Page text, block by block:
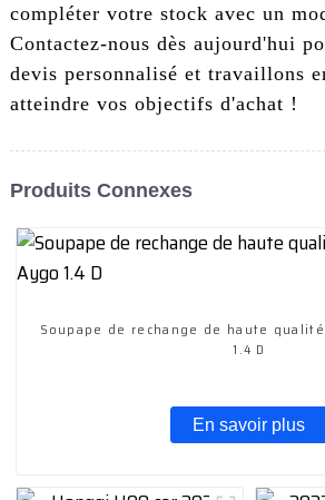
compléter votre stock avec un
Contactez-nous dès aujourd'hui
devis personnalisé et travaillons
atteindre vos objectifs d'achat !
Produits Connexes
Soupape de rechange de haute
1.4 D
En savoir plus